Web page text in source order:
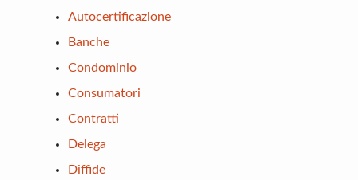
Autocertificazione
Banche
Condominio
Consumatori
Contratti
Delega
Diffide